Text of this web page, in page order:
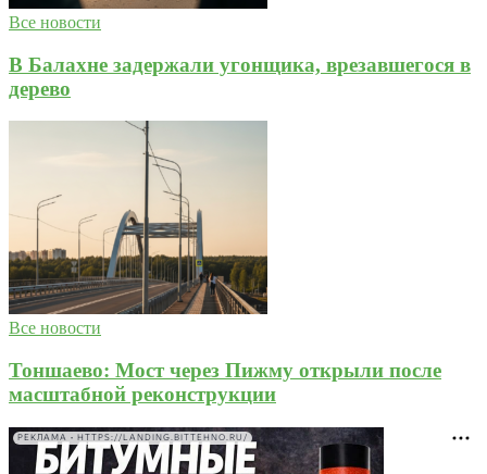
Все новости
В Балахне задержали угонщика, врезавшегося в
дерево
Все новости
Тоншаево: Мост через Пижму открыли после
масштабной реконструкции
РЕКЛАМА • HTTPS://LANDING.BITTEHNO.RU/